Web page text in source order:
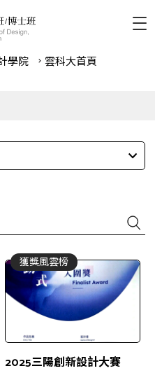
學院 雲科⼤首頁
獲獎風雲榜
2025三陽創新設計大賽